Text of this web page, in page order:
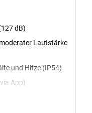
dB)
Lautstärke
und Hitze (IP54)
App)